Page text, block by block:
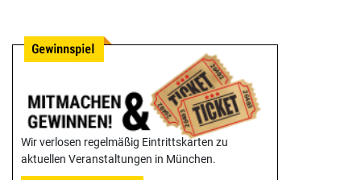
Wir verlosen regelmäßig Eintrittskarten zu
aktuellen Veranstaltungen in München.